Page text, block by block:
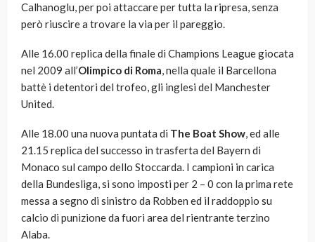
Calhanoglu, per poi attaccare per tutta la ripresa, senza
però riuscire a trovare la via per il pareggio.
Alle 16.00 replica della finale di Champions League giocata
nel 2009 all’Olimpico di Roma, nella quale il Barcellona
battè i detentori del trofeo, gli inglesi del Manchester
United.
Alle 18.00 una nuova puntata di The Boat Show, ed alle
21.15 replica del successo in trasferta del Bayern di
Monaco sul campo dello Stoccarda. I campioni in carica
della Bundesliga, si sono imposti per 2 – 0 con la prima rete
messa a segno di sinistro da Robben ed il raddoppio su
calcio di punizione da fuori area del rientrante terzino
Alaba.